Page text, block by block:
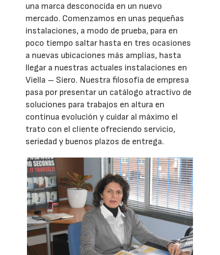
una marca desconocida en un nuevo
mercado. Comenzamos en unas pequeñas
instalaciones, a modo de prueba, para en
poco tiempo saltar hasta en tres ocasiones
a nuevas ubicaciones más amplias, hasta
llegar a nuestras actuales instalaciones en
Viella – Siero. Nuestra filosofía de empresa
pasa por presentar un catálogo atractivo de
soluciones para trabajos en altura en
continua evolución y cuidar al máximo el
trato con el cliente ofreciendo servicio,
seriedad y buenos plazos de entrega.